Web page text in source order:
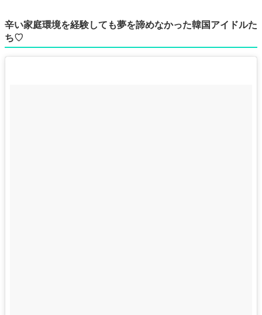
辛い家庭環境を経験しても夢を諦めなかった韓国アイドルた
ち♡